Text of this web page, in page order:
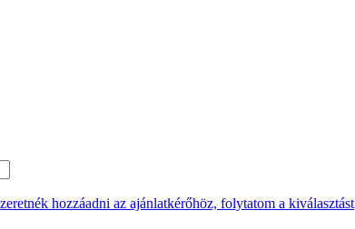
hozzáadni az ajánlatkérőhöz, folytatom a kiválasztást